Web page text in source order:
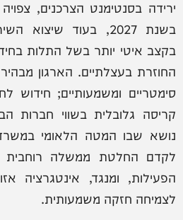
בשנת 2027, בעוד
בקצב איטי יותר בשל התלות
החוזרת בעצלתיים. הארגון
סימטריים ומשמעותיים; חידוש
נושא שבו המטה הלאומי
לקדם החלטת ממשלה רוחבית
הפעילות, ומנגד, אינטגרציה
לצמיחה חזקה משמעותית.